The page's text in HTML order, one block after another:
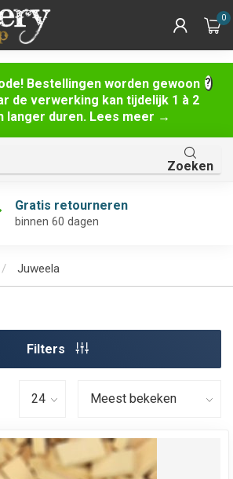
Bestellingen worden gewoon
de verwerking kan tijdelijk 1 à 2
langer duren. Lees meer →
0
Zoeken
Uniek assortiment
de grootste van Nederland!
/ Juweela
Filters